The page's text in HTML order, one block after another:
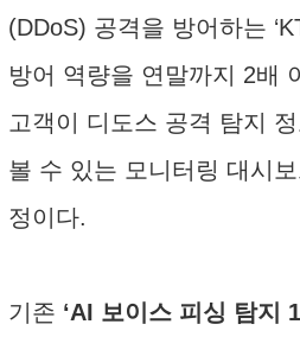
(DDoS) 공격을 방어하는
방어 역량을 연말까지 2배
고객이 디도스 공격 탐지
볼 수 있는 모니터링 대시
정이다.
기존 ‘AI 보이스 피싱 탐지